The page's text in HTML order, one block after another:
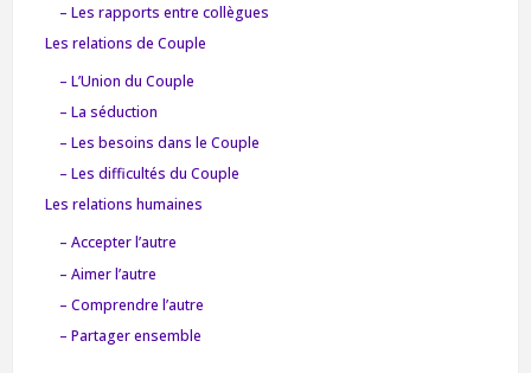
– Les rapports entre collègues
Les relations de Couple
– L’Union du Couple
– La séduction
– Les besoins dans le Couple
– Les difficultés du Couple
Les relations humaines
– Accepter l’autre
– Aimer l’autre
– Comprendre l’autre
– Partager ensemble